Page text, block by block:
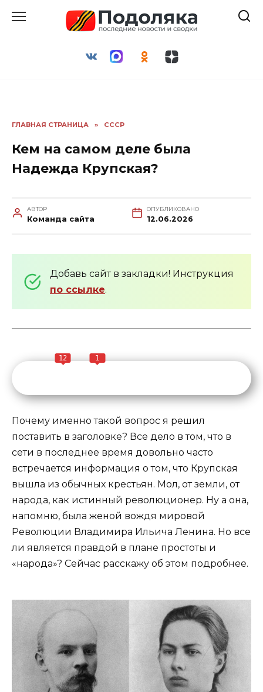
ГЛАВНАЯ СТРАНИЦА » СССР
Кем на самом деле была
Надежда Крупская?
АВТОР
Команда сайта
ОПУБЛИКОВАНО
12.06.2026
Добавь сайт в закладки! Инструкция
по ссылке.
12 1
Почему именно такой вопрос я решил
поставить в заголовке? Все дело в том, что в
сети в последнее время довольно часто
встречается информация о том, что Крупская
вышла из обычных крестьян. Мол, от земли, от
народа, как истинный революционер. Ну а она,
напомню, была женой вождя мировой
Революции Владимира Ильича Ленина. Но все
ли является правдой в плане простоты и
«народа»? Сейчас расскажу об этом подробнее.